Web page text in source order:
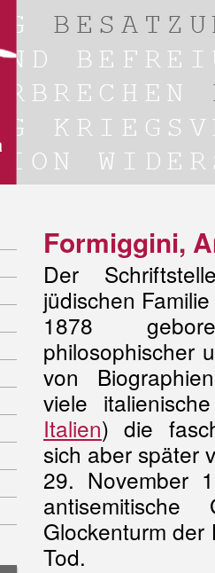
Formiggini,
Der
jüdischen
1878
philosophischer
von
viele
Italien) die
sich aber später
29. November
Glockenturm
Tod.